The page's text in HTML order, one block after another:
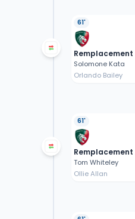
61'
Remplacement
Solomone Kata
Orlando Bailey
61'
Remplacement
Tom Whiteley
Ollie Allan